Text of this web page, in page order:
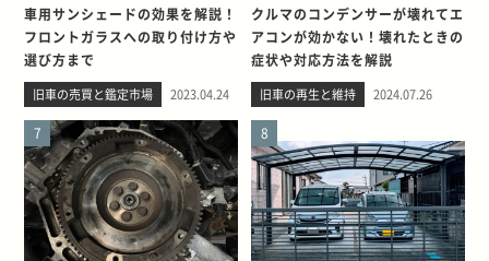
車用サンシェードの効果を解説！
フロントガラスへの取り付け方や
選び方まで
旧車の売買と鑑定市場 2023.04.24
クルマのコンデンサーが壊れてエ
アコンが効かない！壊れたときの
症状や対応方法を解説
旧車の再生と維持 2024.07.26
7 8